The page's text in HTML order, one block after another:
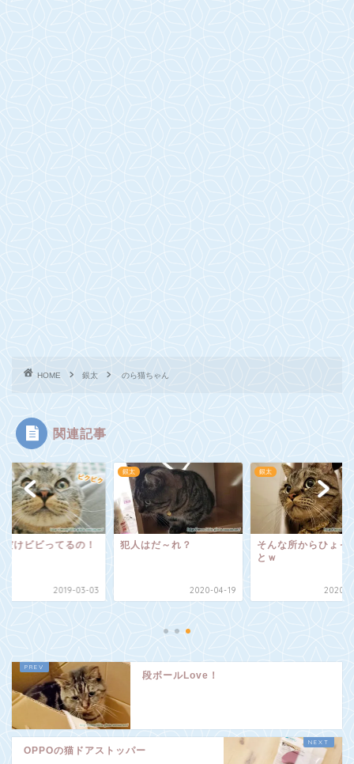
HOME 銀太 のら猫ちゃん
関連記事
だけビビってるの！
2019-03-03
銀太
犯人はだ～れ？
2020-04-19
銀太
そんな所からひょっ
とｗ
2020-
段ボールLove！
OPPOの猫ドアストッパー